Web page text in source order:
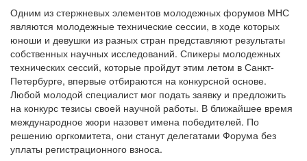
Одним из стержневых элементов молодежных форумов МНС
являются молодежные технические сессии, в ходе которых
юноши и девушки из разных стран представляют результаты
собственных научных исследований. Спикеры молодежных
технических сессий, которые пройдут этим летом в Санкт-
Петербурге, впервые отбираются на конкурсной основе.
Любой молодой специалист мог подать заявку и предложить
на конкурс тезисы своей научной работы. В ближайшее время
международное жюри назовет имена победителей. По
решению оргкомитета, они станут делегатами Форума без
уплаты регистрационного взноса.